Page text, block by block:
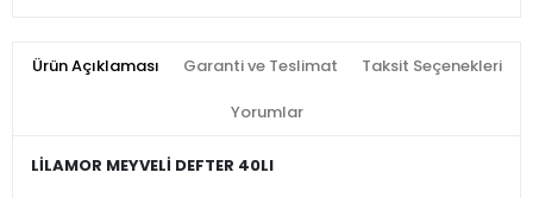
Ürün Açıklaması Garanti ve Teslimat Taksit Seçenekleri
Yorumlar
LİLAMOR MEYVELİ DEFTER 40LI